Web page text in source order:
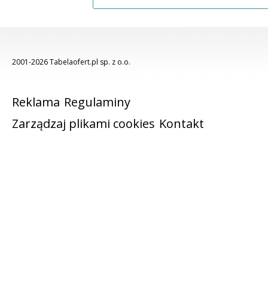
2001-2026 Tabelaofert.pl sp. z o.o.
Reklama Regulaminy
Zarządzaj plikami cookies Kontakt